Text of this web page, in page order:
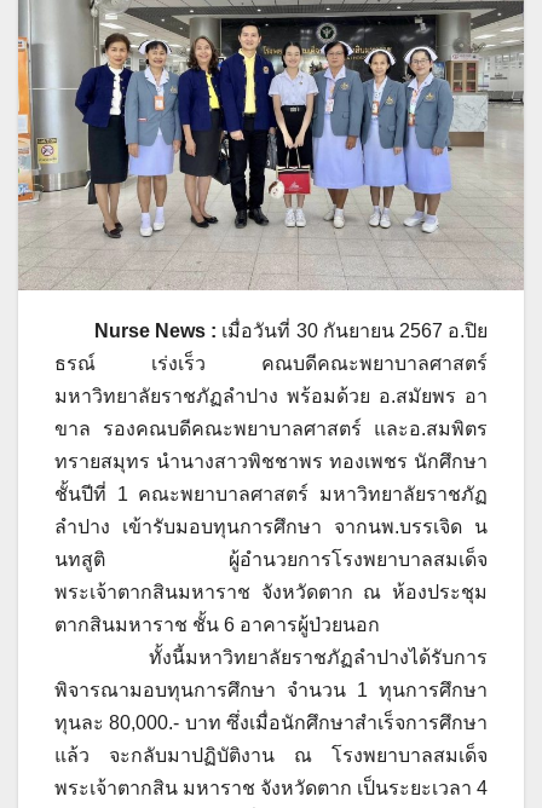
Nurse News : เมื่อวันที่ 30 กันยายน 2567 อ.ปิย
ธรณ์ เร่งเร็ว คณบดีคณะพยาบาลศาสตร์
มหาวิทยาลัยราชภัฏลำปาง พร้อมด้วย อ.สมัยพร อา
ขาล รองคณบดีคณะพยาบาลศาสตร์ และอ.สมพิตร
ทรายสมุทร นำนางสาวพิชชาพร ทองเพชร นักศึกษา
ชั้นปีที่ 1 คณะพยาบาลศาสตร์ มหาวิทยาลัยราชภัฏ
ลำปาง เข้ารับมอบทุนการศึกษา จากนพ.บรรเจิด น
นทสูติ ผู้อำนวยการโรงพยาบาลสมเด็จ
พระเจ้าตากสินมหาราช จังหวัดตาก ณ ห้องประชุม
ตากสินมหาราช ชั้น 6 อาคารผู้ป่วยนอก
ทั้งนี้มหาวิทยาลัยราชภัฏลำปางได้รับการ
พิจารณามอบทุนการศึกษา จำนวน 1 ทุนการศึกษา
ทุนละ 80,000.- บาท ซึ่งเมื่อนักศึกษาสำเร็จการศึกษา
แล้ว จะกลับมาปฏิบัติงาน ณ โรงพยาบาลสมเด็จ
พระเจ้าตากสิน มหาราช จังหวัดตาก เป็นระยะเวลา 4